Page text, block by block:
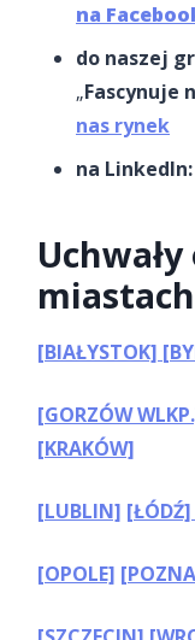
na
do naszej
„Fascynuje
nas rynek
na LinkedIn:
[BIAŁYSTOK]
[GORZÓW
[KRAKÓW]
[LUBLIN] [ŁÓDŹ]
[OPOLE]